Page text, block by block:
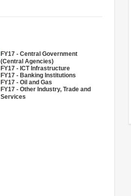
FY17 - Central Government
(Central Agencies)
FY17 - ICT Infrastructure
FY17 - Banking Institutions
FY17 - Oil and Gas
FY17 - Other Industry, Trade and
Services